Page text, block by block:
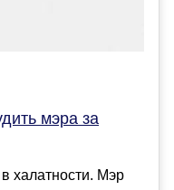
мэра за
халатности. Мэр